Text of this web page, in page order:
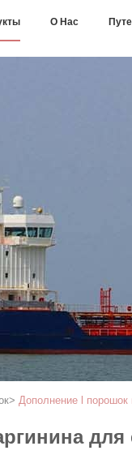
О Нас
> Дополнение l порошок